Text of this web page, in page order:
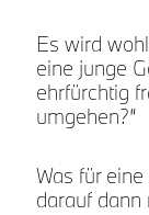
Es wird
eine junge
ehrfürchtig
umgehen?“
Was für
darauf dann